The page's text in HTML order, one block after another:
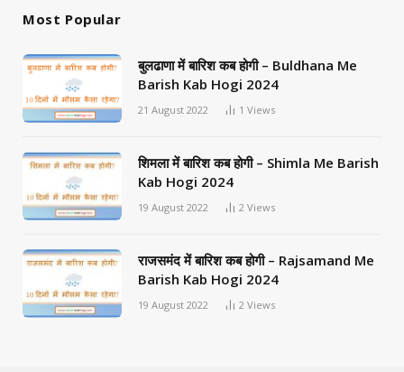
Most Popular
बुलढाणा में बारिश कब होगी – Buldhana Me
Barish Kab Hogi 2024
21 August 2022 1 Views
शिमला में बारिश कब होगी – Shimla Me Barish
Kab Hogi 2024
19 August 2022 2 Views
राजसमंद में बारिश कब होगी – Rajsamand Me
Barish Kab Hogi 2024
19 August 2022 2 Views